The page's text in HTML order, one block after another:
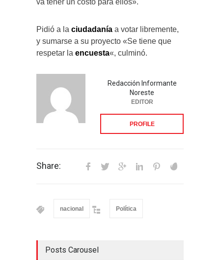
va tener un costo para ellos».
Pidió a la ciudadanía a votar libremente,
y sumarse a su proyecto «Se tiene que
respetar la encuesta«, culminó.
Redacción Informante
Noreste
EDITOR
PROFILE
Share:
nacional Política
Posts Carousel